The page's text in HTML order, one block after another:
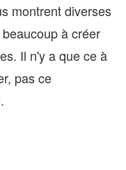
montrent diverses
à créer
Il n'y a que ce à
pas ce